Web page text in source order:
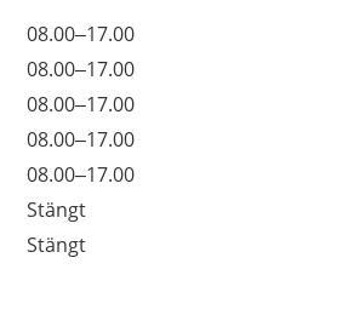
08.00–17.00
08.00–17.00
08.00–17.00
08.00–17.00
08.00–17.00
Stängt
Stängt